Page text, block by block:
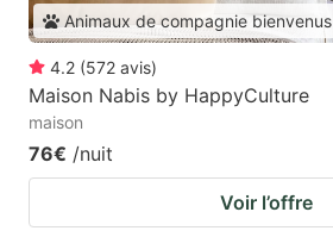
Animaux de compagnie bienvenus
4.2 (572 avis)
Maison Nabis by HappyCulture
maison
76€ /nuit
Voir l’offre